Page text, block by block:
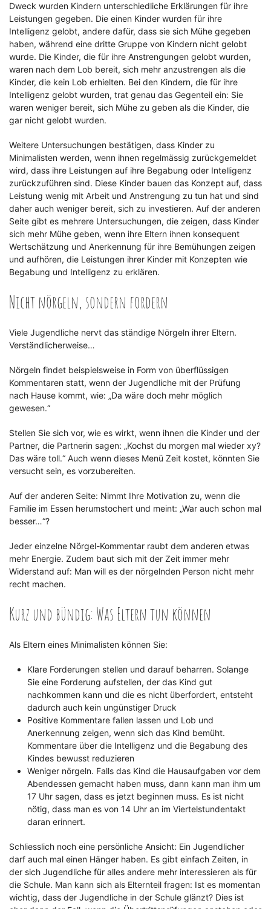
Dweck wurden Kindern unterschiedliche Erklärungen für ihre
Leistungen gegeben. Die einen Kinder wurden für ihre
Intelligenz gelobt, andere dafür, dass sie sich Mühe gegeben
haben, während eine dritte Gruppe von Kindern nicht gelobt
wurde. Die Kinder, die für ihre Anstrengungen gelobt wurden,
waren nach dem Lob bereit, sich mehr anzustrengen als die
Kinder, die kein Lob erhielten. Bei den Kindern, die für ihre
Intelligenz gelobt wurden, trat genau das Gegenteil ein: Sie
waren weniger bereit, sich Mühe zu geben als die Kinder, die
gar nicht gelobt wurden.
Weitere Untersuchungen bestätigen, dass Kinder zu
Minimalisten werden, wenn ihnen regelmässig zurückgemeldet
wird, dass ihre Leistungen auf ihre Begabung oder Intelligenz
zurückzuführen sind. Diese Kinder bauen das Konzept auf, dass
Leistung wenig mit Arbeit und Anstrengung zu tun hat und sind
daher auch weniger bereit, sich zu investieren. Auf der anderen
Seite gibt es mehrere Untersuchungen, die zeigen, dass Kinder
sich mehr Mühe geben, wenn ihre Eltern ihnen konsequent
Wertschätzung und Anerkennung für ihre Bemühungen zeigen
und aufhören, die Leistungen ihrer Kinder mit Konzepten wie
Begabung und Intelligenz zu erklären.
Nicht nörgeln, sondern fordern
Viele Jugendliche nervt das ständige Nörgeln ihrer Eltern.
Verständlicherweise…
Nörgeln findet beispielsweise in Form von überflüssigen
Kommentaren statt, wenn der Jugendliche mit der Prüfung
nach Hause kommt, wie: „Da wäre doch mehr möglich
gewesen.“
Stellen Sie sich vor, wie es wirkt, wenn ihnen die Kinder und der
Partner, die Partnerin sagen: „Kochst du morgen mal wieder xy?
Das wäre toll.“ Auch wenn dieses Menü Zeit kostet, könnten Sie
versucht sein, es vorzubereiten.
Auf der anderen Seite: Nimmt Ihre Motivation zu, wenn die
Familie im Essen herumstochert und meint: „War auch schon mal
besser…“?
Jeder einzelne Nörgel-Kommentar raubt dem anderen etwas
mehr Energie. Zudem baut sich mit der Zeit immer mehr
Widerstand auf: Man will es der nörgelnden Person nicht mehr
recht machen.
Kurz und bündig: Was Eltern tun können
Als Eltern eines Minimalisten können Sie:
Klare Forderungen stellen und darauf beharren. Solange
Sie eine Forderung aufstellen, der das Kind gut
nachkommen kann und die es nicht überfordert, entsteht
dadurch auch kein ungünstiger Druck
Positive Kommentare fallen lassen und Lob und
Anerkennung zeigen, wenn sich das Kind bemüht.
Kommentare über die Intelligenz und die Begabung des
Kindes bewusst reduzieren
Weniger nörgeln. Falls das Kind die Hausaufgaben vor dem
Abendessen gemacht haben muss, dann kann man ihm um
17 Uhr sagen, dass es jetzt beginnen muss. Es ist nicht
nötig, dass man es von 14 Uhr an im Viertelstundentakt
daran erinnert.
Schliesslich noch eine persönliche Ansicht: Ein Jugendlicher
darf auch mal einen Hänger haben. Es gibt einfach Zeiten, in
der sich Jugendliche für alles andere mehr interessieren als für
die Schule. Man kann sich als Elternteil fragen: Ist es momentan
wichtig, dass der Jugendliche in der Schule glänzt? Dies ist